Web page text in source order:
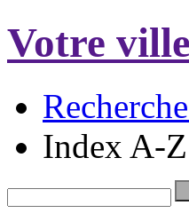
Votre ville
Index A-Z